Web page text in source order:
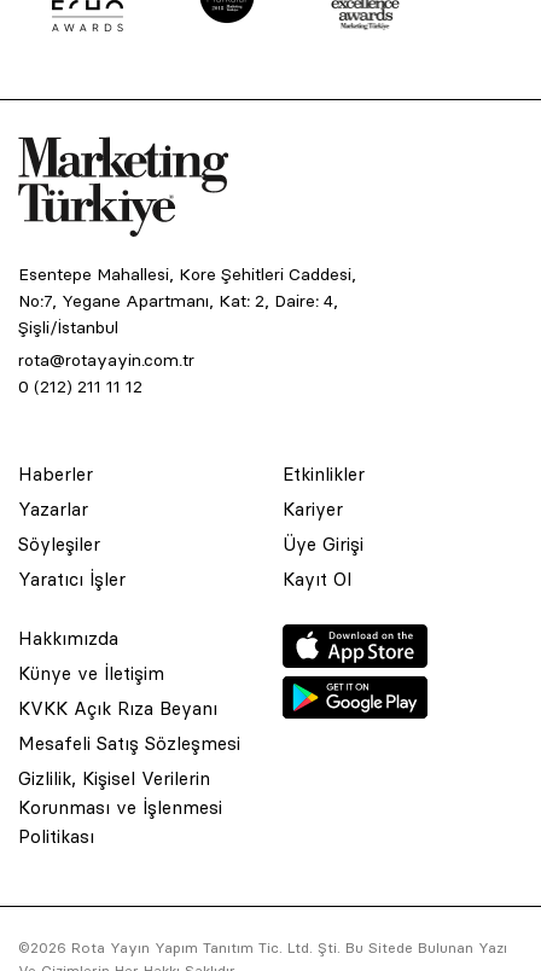
Esentepe Mahallesi, Kore Şehitleri Caddesi,
No:7, Yegane Apartmanı, Kat: 2, Daire: 4,
Şişli/İstanbul
rota@rotayayin.com.tr
0 (212) 211 11 12
Haberler
Yazarlar
Söyleşiler
Yaratıcı İşler
Etkinlikler
Kariyer
Üye Girişi
Kayıt Ol
Hakkımızda
Künye ve İletişim
KVKK Açık Rıza Beyanı
Mesafeli Satış Sözleşmesi
Gizlilik, Kişisel Verilerin
Korunması ve İşlenmesi
Politikası
©2026 Rota Yayın Yapım Tanıtım Tic. Ltd. Şti. Bu Sitede Bulunan Yazı
© 2001 Rota Yayın Yapım Tanıtım Tic. Ltd. Şti. Bu Sitede Bulunan
Asquared WordPress Agencytarafından tasarlanmış ve